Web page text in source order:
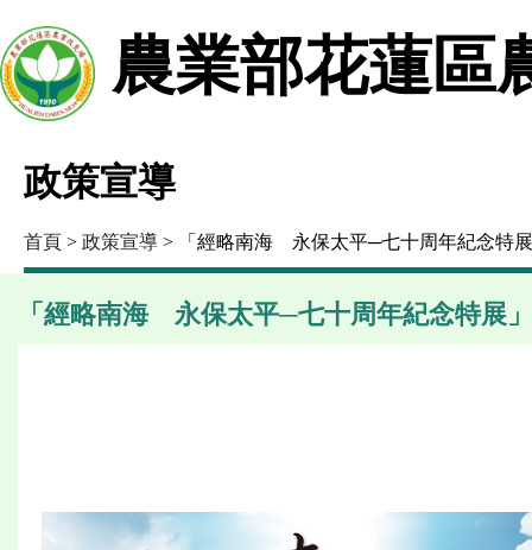
農業部花蓮區
政策宣導
首頁 > 政策宣導 > 「經略南海 永保太平─七十周年紀念特
「經略南海 永保太平─七十周年紀念特展